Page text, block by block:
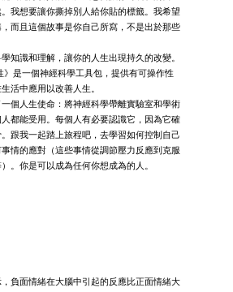
我想要讓你撕掉別人給你貼的標籤。我希望
而且這個故事是你自己所寫，不是出於那些
識和理解，讓你的人生出現持久的改變。
》是一個神經科學工具包，提供有可操作性
活中應用以改善人生。
人生使命：將神經科學帶離實驗室和學術
都能受用。每個人有必要認識它，因為它確
跟我一起踏上旅程吧，去學習如何控制自己
情的應對（這些事情從調節壓力反應到克服
。你是可以成為任何你想成為的人。
負面情緒在大腦中引起的反應比正面情緒大